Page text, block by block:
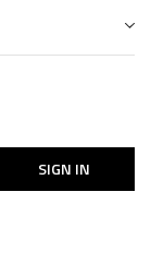
SIGN IN